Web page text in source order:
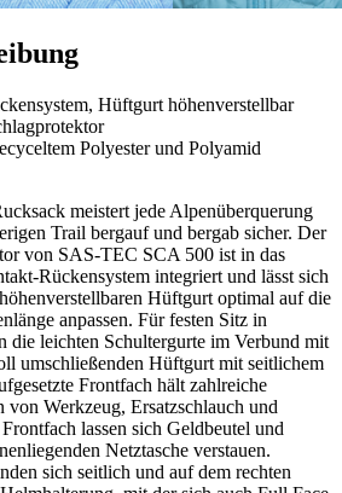
Hüftgurt höhenverstellbar
Polyester und Polyamid
meistert jede Alpenüberquerung
Trail bergauf und bergab sicher. Der
von SAS-TEC SCA 500 ist in das
Rückensystem integriert und lässt sich
Hüftgurt optimal auf die
anpassen. Für festen Sitz in
die leichten Schultergurte im Verbund mit
umschließenden Hüftgurt mit seitlichem
Frontfach hält zahlreiche
von Werkzeug, Ersatzschlauch und
lassen sich Geldbeutel und
Netztasche verstauen.
sich seitlich und auf dem rechten